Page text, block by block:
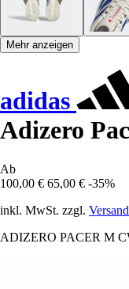
Mehr anzeigen
adidas
Adizero
Ab
100,00 € 65,00 € -35%
inkl. MwSt. zzgl.
ADIZERO PACER M